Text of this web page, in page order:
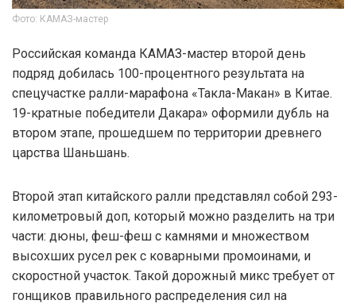
Фото: КАМАЗ-мастер
Российская команда КАМАЗ-мастер второй день
подряд добилась 100-процентного результата на
спецучастке ралли-марафона «Такла-Макан» в Китае.
19-кратные победители Дакара» оформили дубль на
втором этапе, прошедшем по территории древнего
царства Шаньшань.
Второй этап китайского ралли представлял собой 293-
километровый доп, который можно разделить на три
части: дюны, феш-феш с камнями и множеством
высохших русел рек с коварными промоинами, и
скоростной участок. Такой дорожный микс требует от
гонщиков правильного распределения сил на